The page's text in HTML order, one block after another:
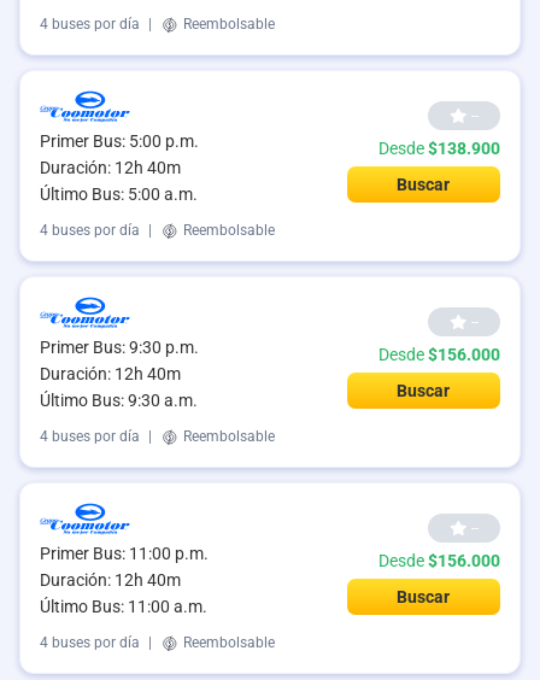
4 buses por día Reembolsable
Primer Bus: 5:00 p.m.
Duración: 12h 40m
Último Bus: 5:00 a.m.
--
Desde$138.900
Buscar
4 buses por día Reembolsable
Primer Bus: 9:30 p.m.
Duración: 12h 40m
Último Bus: 9:30 a.m.
--
Desde$156.000
Buscar
4 buses por día Reembolsable
Primer Bus: 11:00 p.m.
Duración: 12h 40m
Último Bus: 11:00 a.m.
--
Desde$156.000
Buscar
4 buses por día Reembolsable